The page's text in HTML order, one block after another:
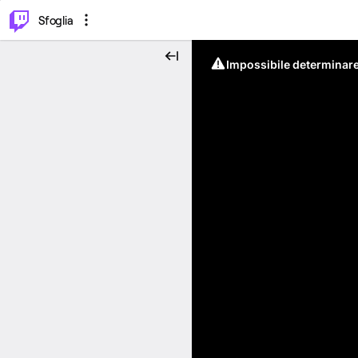
Sfoglia
Impossibile